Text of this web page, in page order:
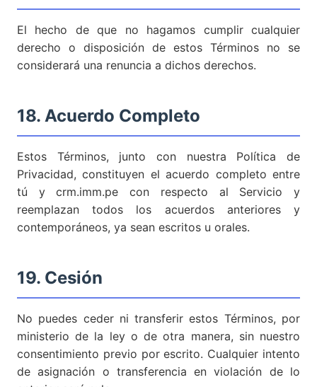
El hecho de que no hagamos cumplir cualquier
derecho o disposición de estos Términos no se
considerará una renuncia a dichos derechos.
18. Acuerdo Completo
Estos Términos, junto con nuestra Política de
Privacidad, constituyen el acuerdo completo entre
tú y crm.imm.pe con respecto al Servicio y
reemplazan todos los acuerdos anteriores y
contemporáneos, ya sean escritos u orales.
19. Cesión
No puedes ceder ni transferir estos Términos, por
ministerio de la ley o de otra manera, sin nuestro
consentimiento previo por escrito. Cualquier intento
de asignación o transferencia en violación de lo